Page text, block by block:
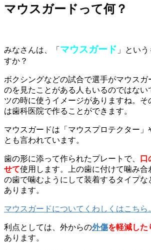
マウスガードって何？
みなさんは、「 マウスガード 」とい
すか？
ボクシングなどの試合で選手がマウスガ
のを見たことがある人もいるのではない
ツの時に使うイメージがありますね。そ
は歯科医院で作ることができます。
マウスガードは「マウスプロテクター」
とも言われています。
歯の形に添って作られたプレートで、
口
せて使用します。上の歯に付けて噛み合
の歯で噛むようにして装着するタイプな
あります。
マウスガードについてくわしくはこちら
利点としては、外からの外傷を軽減した
あります。